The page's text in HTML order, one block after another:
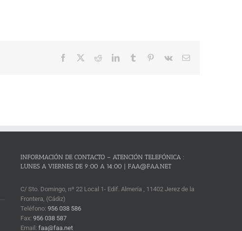
Facebook RedditLinkedInTumblr Pinterest
Vk
Correo
INFORMACIÓN DE CONTACTO – ATENCIÓN TELEFÓNICA :
LUNES A VIERNES DE 9:00 A 14:00 | FAA@FAA.NET
C/ Sto. Domingo, nº 22 Local 1- Edif. Almería , 11402 Jerez de la
Frontera, (Cádiz)
Teléfono:956 038 586
Fax:956 038 587
Email:faa@faa.net